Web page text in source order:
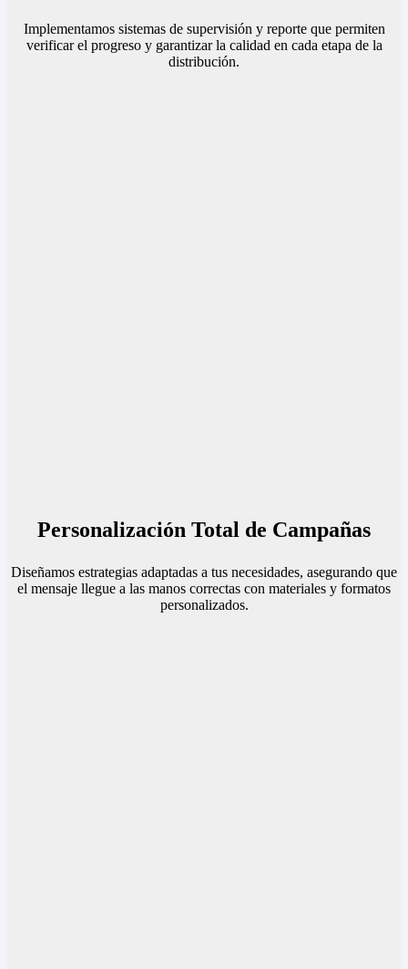
Implementamos sistemas de supervisión y reporte que permiten
verificar el progreso y garantizar la calidad en cada etapa de la
distribución.
Personalización Total de Campañas
Diseñamos estrategias adaptadas a tus necesidades, asegurando que
el mensaje llegue a las manos correctas con materiales y formatos
personalizados.